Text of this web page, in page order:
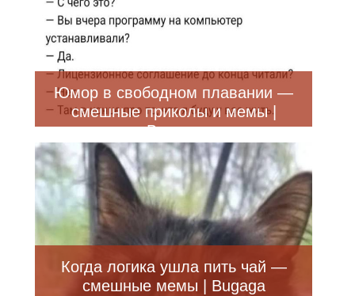
Юмор в свободном плавании —
смешные приколы и мемы |
Bugaga
Когда логика ушла пить чай —
смешные мемы | Bugaga